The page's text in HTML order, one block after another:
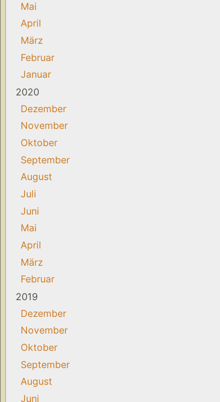
Mai
April
März
Februar
Januar
2020
Dezember
November
Oktober
September
August
Juli
Juni
Mai
April
März
Februar
2019
Dezember
November
Oktober
September
August
Juni